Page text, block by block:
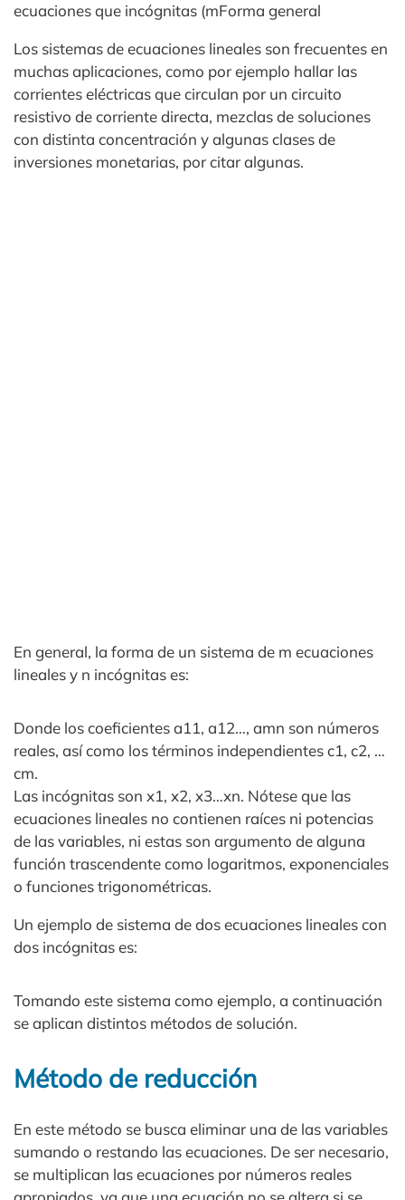
ecuaciones que incógnitas (mForma general
Los sistemas de ecuaciones lineales son frecuentes en
muchas aplicaciones, como por ejemplo hallar las
corrientes eléctricas que circulan por un circuito
resistivo de corriente directa, mezclas de soluciones
con distinta concentración y algunas clases de
inversiones monetarias, por citar algunas.
En general, la forma de un sistema de m ecuaciones
lineales y n incógnitas es:
Donde los coeficientes a11, a12…, amn son números
reales, así como los términos independientes c1, c2, …
cm.
Las incógnitas son x1, x2, x3…xn. Nótese que las
ecuaciones lineales no contienen raíces ni potencias
de las variables, ni estas son argumento de alguna
función trascendente como logaritmos, exponenciales
o funciones trigonométricas.
Un ejemplo de sistema de dos ecuaciones lineales con
dos incógnitas es:
Tomando este sistema como ejemplo, a continuación
se aplican distintos métodos de solución.
Método de reducción
En este método se busca eliminar una de las variables
sumando o restando las ecuaciones. De ser necesario,
se multiplican las ecuaciones por números reales